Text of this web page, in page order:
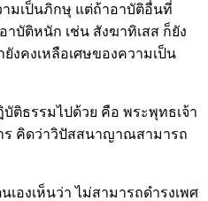
มเป็นภิกษุ แต่ถ้าอาบัติอื่นที่
บัติหนัก เช่น สังฆาทิเสส ก็ยัง
งคงเหลือเศษของความเป็น
ติธรรมไปด้วย คือ พระพุทธเจ้า
ร คิดว่าวิปัสสนาญาณสามารถ
องเห็นว่า ไม่สามารถดำรงเพศ